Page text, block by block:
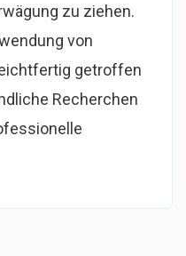
zu ziehen.
von
getroffen
Recherchen